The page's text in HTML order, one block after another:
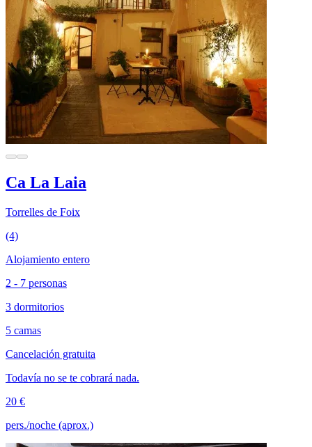
Ca La Laia
Torrelles de Foix
(4)
Alojamiento entero
2 - 7 personas
3 dormitorios
5 camas
Cancelación gratuita
Todavía no se te cobrará nada.
20 €
pers./noche (aprox.)